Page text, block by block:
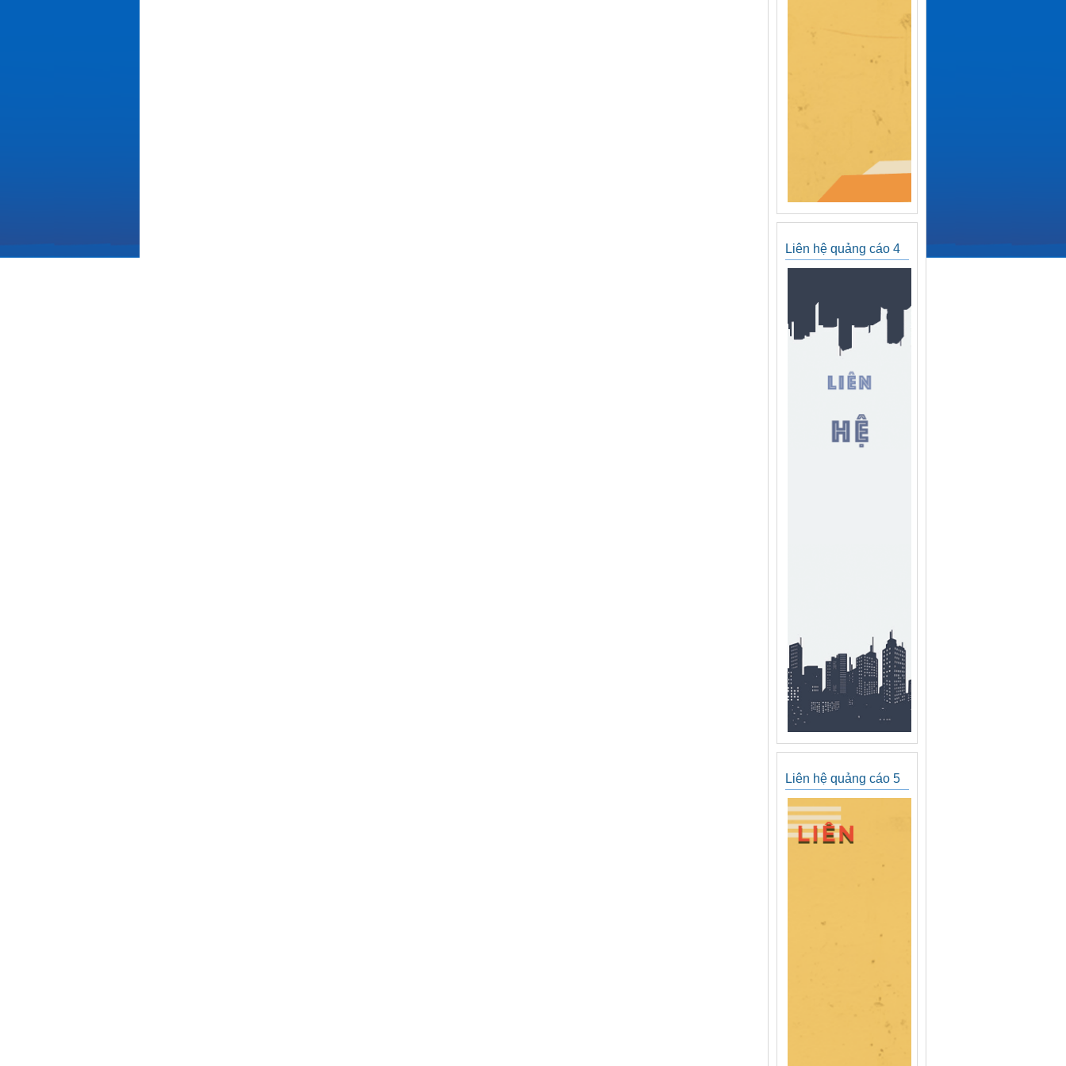
Liên hệ quảng cáo 4
Liên hệ quảng cáo 5